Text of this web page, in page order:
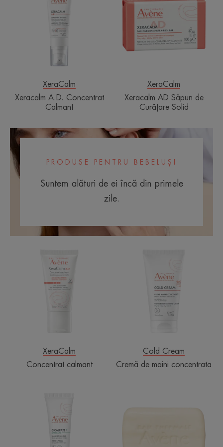
Concentrat
Calmant
XeraCalm
Xeracalm A.D. Concentrat
Calmant
Săpun
Curățare
Solid
XeraCalm
Xeracalm AD Săpun de
Curățare Solid
PRODUSE PENTRU BEBELUȘI
Suntem alături de ei încă din primele
zile.
calmant
XeraCalm
Concentrat calmant
concentrata
Cold Cream
Cremă de maini concentrata
Cicalfate+
Lips